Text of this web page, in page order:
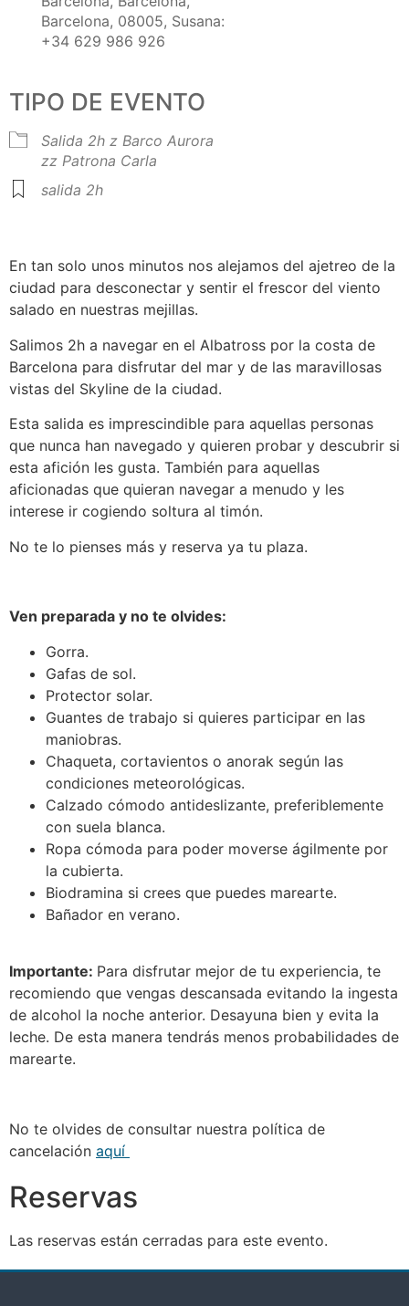
Barcelona, 08005, Susana:
+34 629 986 926
TIPO DE EVENTO
Salida 2h z Barco Aurora
zz Patrona Carla
salida 2h
En tan solo unos minutos nos alejamos del ajetreo de la
ciudad para desconectar y sentir el frescor del viento
salado en nuestras mejillas.
Salimos 2h a navegar en el Albatross por la costa de
Barcelona para disfrutar del mar y de las maravillosas
vistas del Skyline de la ciudad.
Esta salida es imprescindible para aquellas personas
que nunca han navegado y quieren probar y descubrir si
esta afición les gusta. También para aquellas
aficionadas que quieran navegar a menudo y les
interese ir cogiendo soltura al timón.
No te lo pienses más y reserva ya tu plaza.
Ven preparada y no te olvides:
Gorra.
Gafas de sol.
Protector solar.
Guantes de trabajo si quieres participar en las
maniobras.
Chaqueta, cortavientos o anorak según las
condiciones meteorológicas.
Calzado cómodo antideslizante, preferiblemente
con suela blanca.
Ropa cómoda para poder moverse ágilmente por
la cubierta.
Biodramina si crees que puedes marearte.
Bañador en verano.
Importante: Para disfrutar mejor de tu experiencia, te
recomiendo que vengas descansada evitando la ingesta
de alcohol la noche anterior. Desayuna bien y evita la
leche. De esta manera tendrás menos probabilidades de
marearte.
No te olvides de consultar nuestra política de
cancelación aquí
Reservas
Las reservas están cerradas para este evento.